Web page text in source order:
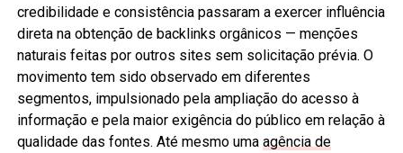
credibilidade e consistência passaram a exercer influência
direta na obtenção de backlinks orgânicos — menções
naturais feitas por outros sites sem solicitação prévia. O
movimento tem sido observado em diferentes
segmentos, impulsionado pela ampliação do acesso à
informação e pela maior exigência do público em relação à
qualidade das fontes. Até mesmo uma agência de